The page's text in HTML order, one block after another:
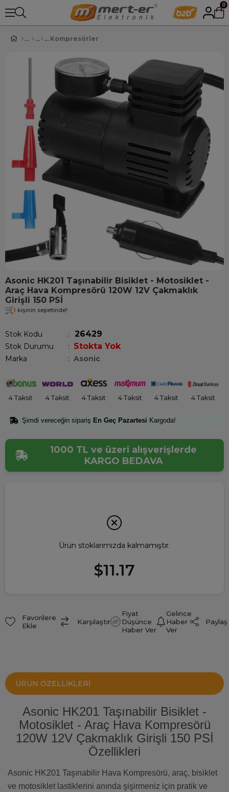
0
Kompresörler
Asonic HK201 Taşınabilir Bisiklet - Motosiklet -
Araç Hava Kompresörü 120W 12V Çakmaklık
Girişli 150 PSİ
1 kişinin sepetinde!
Stok Kodu 26429
Stok Durumu : Stokta Yok
Marka : Asonic
4 Taksit 4 Taksit 4 Taksit 4 Taksit 4 Taksit 4 Taksit
Şimdi vereceğin sipariş En Geç Pazartesi Kargoda!
1000 TL ve üzeri alışverişlerde
KARGO BEDAVA
Ürün stoklarımızda kalmamıştır.
$11.17
Favorilere
Ekle
Karşılaştır
Fiyat
Düşünce
Haber Ver
Gelince
Haber
Ver
Paylaş
ÜRÜN ÖZELLIKLERI
Asonic HK201 Taşınabilir Bisiklet -
Motosiklet - Araç Hava Kompresörü
120W 12V Çakmaklık Girişli 150 PSİ
Özellikleri
Asonic HK201 Taşınabilir Hava Kompresörü, araç, bisiklet
ve motosiklet lastiklerini anında şişirmeniz için pratik ve